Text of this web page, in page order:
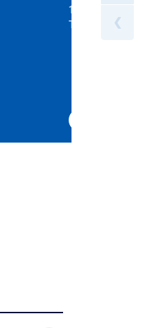
123 crédits
Temps plein
❮